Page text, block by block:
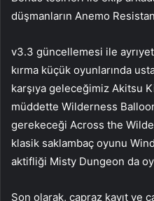
düşmanların Anemo
v3.3 güncellemesi ile
kırma küçük oyunlarında
karşıya geleceğimiz Akitsu
müddette Wilderness
gerekeceği Across the
klasik saklambaç oyunu
aktifliği Misty Dungeon da
Son olarak, çapraz kayıt ve